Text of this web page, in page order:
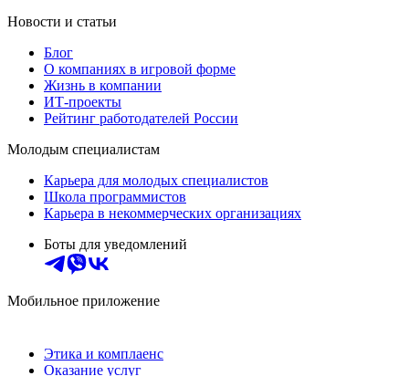
Новости и статьи
Блог
О компаниях в игровой форме
Жизнь в компании
ИТ-проекты
Рейтинг работодателей России
Молодым специалистам
Карьера для молодых специалистов
Школа программистов
Карьера в некоммерческих организациях
Боты для уведомлений
Мобильное приложение
Этика и комплаенс
Оказание услуг